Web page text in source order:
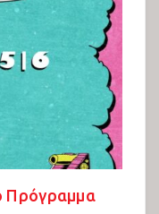
Πρόγραμμα